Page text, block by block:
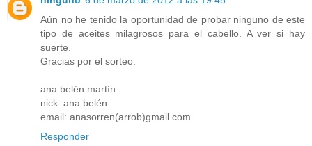
Aún no he tenido la oportunidad de probar ninguno de este
tipo de aceites milagrosos para el cabello. A ver si hay
suerte.
Gracias por el sorteo.
ana belén martín
nick: ana belén
email: anasorren(arrob)gmail.com
Responder